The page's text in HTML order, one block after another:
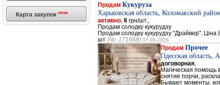
Карта закупок new
Продам Кукуруза
Харьковская область, Коломакский
активно 8 грн/шт.,
Продам солодку кукурудзу
Продам солодку кукурудзу "Драйвер". Ціна
шт (№: 171668) 07.08.2026
Продам Прочее
Одесская область,
договорная
Магическая помощь
снятие порчи,
Бывают моменты,